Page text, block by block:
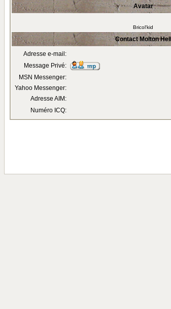
Avatar
Bricol'kid
Contact Molton Hell
Adresse e-mail:
Message Privé:
MSN Messenger:
Yahoo Messenger:
Adresse AIM:
Numéro ICQ: